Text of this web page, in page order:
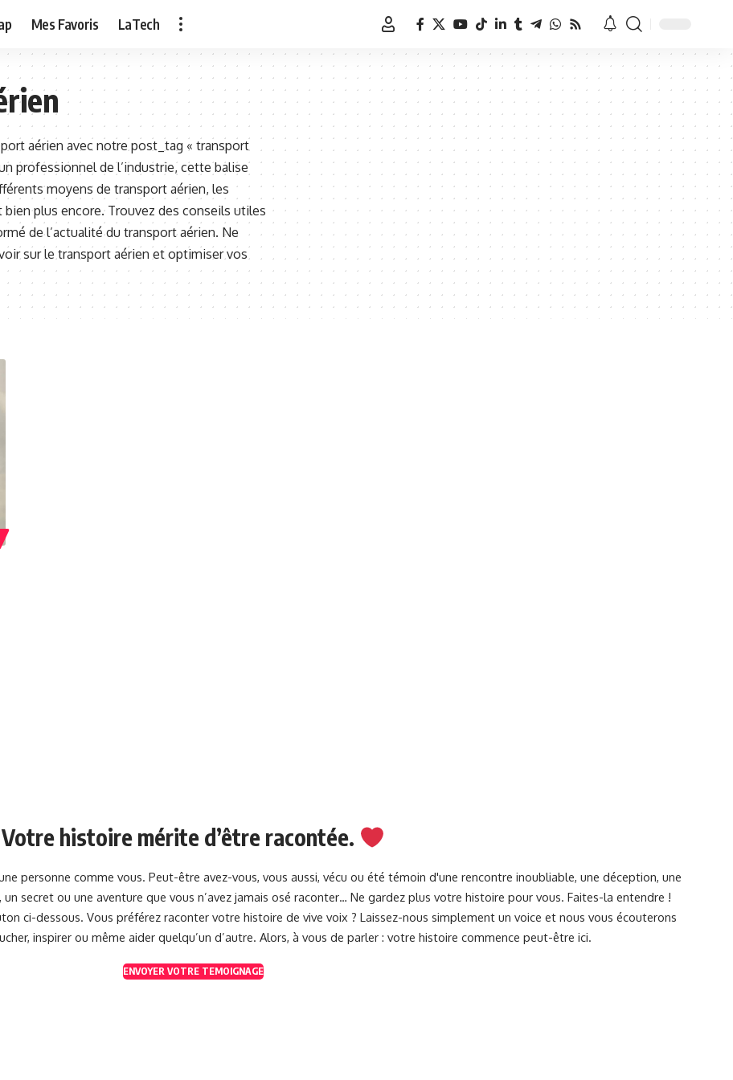
Mes Favoris LaTech
aérien avec notre post_tag « transport
professionnel de l’industrie, cette balise
moyens de transport aérien, les
plus encore. Trouvez des conseils utiles
de l’actualité du transport aérien. Ne
sur le transport aérien et optimiser vos
Votre histoire mérite d’être racontée.
personne comme vous. Peut-être avez-vous, vous aussi, vécu ou été témoin d'une rencontre inoubliable, une déception, une
secret ou une aventure que vous n’avez jamais osé raconter… Ne gardez plus votre histoire pour vous. Faites-la entendre !
ci-dessous. Vous préférez raconter votre histoire de vive voix ? Laissez-nous simplement un voice et nous vous écouterons
inspirer ou même aider quelqu’un d’autre. Alors, à vous de parler : votre histoire commence peut-être ici.
ENVOYER VOTRE TEMOIGNAGE